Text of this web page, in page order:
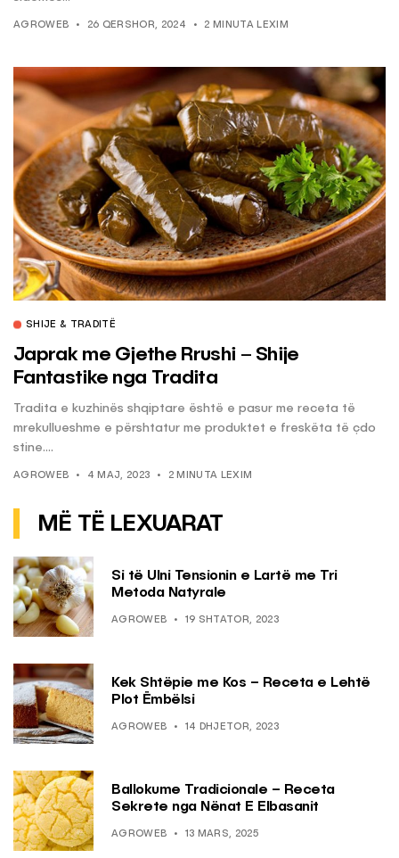
AGROWEB 26 QERSHOR, 2024 2 MINUTA LEXIM
SHIJE & TRADITË
Japrak me Gjethe Rrushi – Shije
Fantastike nga Tradita
Tradita e kuzhinës shqiptare është e pasur me receta të
mrekullueshme e përshtatur me produktet e freskëta të çdo
stine....
AGROWEB 4 MAJ, 2023 2 MINUTA LEXIM
MË TË LEXUARAT
Si të Ulni Tensionin e Lartë me Tri
Metoda Natyrale
AGROWEB 19 SHTATOR, 2023
Kek Shtëpie me Kos – Receta e Lehtë
Plot Ëmbëlsi
AGROWEB 14 DHJETOR, 2023
Ballokume Tradicionale – Receta
Sekrete nga Nënat E Elbasanit
AGROWEB 13 MARS, 2025